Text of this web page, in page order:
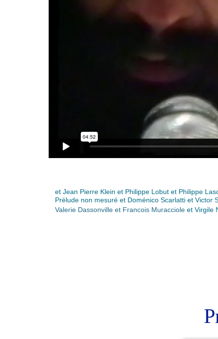
et Jean Pierre Klein et Philippe Lobut et Philippe
Prélude non mesuré et Doménico Scarlatti et Victor
Valerie Dassonville et Francois Muracciole et Virgile